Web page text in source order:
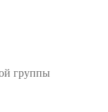
группы